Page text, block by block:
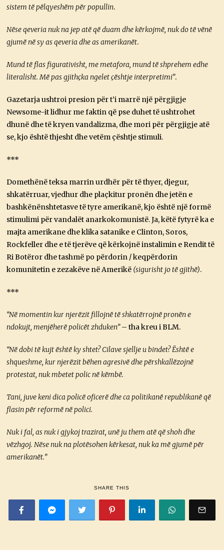
sistem të pëlqyeshëm për popullin.
Nëse qeveria nuk na jep atë që duam dhe kërkojmë, nuk do të vënë
gjumë në sy as qeveria dhe as amerikanët.
Mund të flas figurativisht, me metafora, mund të shprehem edhe
literalisht. Më pas gjithçka ngelet çështje interpretimi”.
Gazetarja ushtroi presion për t’i marrë një përgjigje
Newsome-it lidhur me faktin që pse duhet të ushtrohet
dhunë dhe të kryen vandalizma, dhe mori për përgjigje atë
se, kjo është thjesht dhe vetëm çështje stimuli.
***
Domethënë teksa marrin urdhër për të thyer, djegur,
shkatërruar, vjedhur dhe plaçkitur pronën dhe jetën e
bashkënënshtetasve të tyre amerikanë, kjo është një formë
stimulimi për vandalët anarkokomunistë. Ja, këtë fytyrë ka e
majta amerikane dhe klika satanike e Clinton, Soros,
Rockfeller dhe e të tjerëve që kërkojnë instalimin e Rendit të
Ri Botëror dhe tashmë po përdorin / keqpërdorin
komunitetin e zezakëve në Amerikë (sigurisht jo të gjithë).
***
“Në momentin kur njerëzit fillojnë të shkatërrojnë pronën e
ndokujt, menjëherë policët zhduken”– tha kreu i BLM.
“Në dobi të kujt është ky shtet? Cilave sjellje u bindet? Është e
shqueshme, kur njerëzit bëhen agresivë dhe përshkallëzojnë
protestat, nuk mbetet polic në këmbë.
Tani, juve keni dica policë oficerë dhe ca politikanë republikanë që
flasin për reformë në polici.
Nuk i fal, as nuk i gjykoj trazirat, unë ju them atë që shoh dhe
vëzhgoj. Nëse nuk na plotësohen kërkesat, nuk ka më gjumë për
amerikanët.”
SHARE THIS